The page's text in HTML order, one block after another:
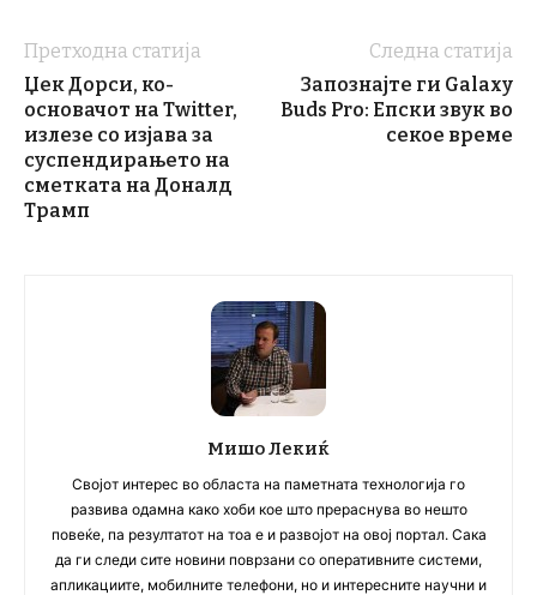
Претходна статија
Џек Дорси, ко-
основачот на Twitter,
излезе со изјава за
суспендирањето на
сметката на Доналд
Трамп
Следна статија
Запознајте ги Galaxy
Buds Pro: Епски звук во
секое време
Мишо Лекиќ
Својот интерес во областа на паметната технологија го
развива одамна како хоби кое што прераснува во нешто
повеќе, па резултатот на тоа е и развојот на овој портал. Сака
да ги следи сите новини поврзани со оперативните системи,
апликациите, мобилните телефони, но и интересните научни и